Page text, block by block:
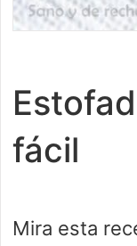
fácil
Mira esta